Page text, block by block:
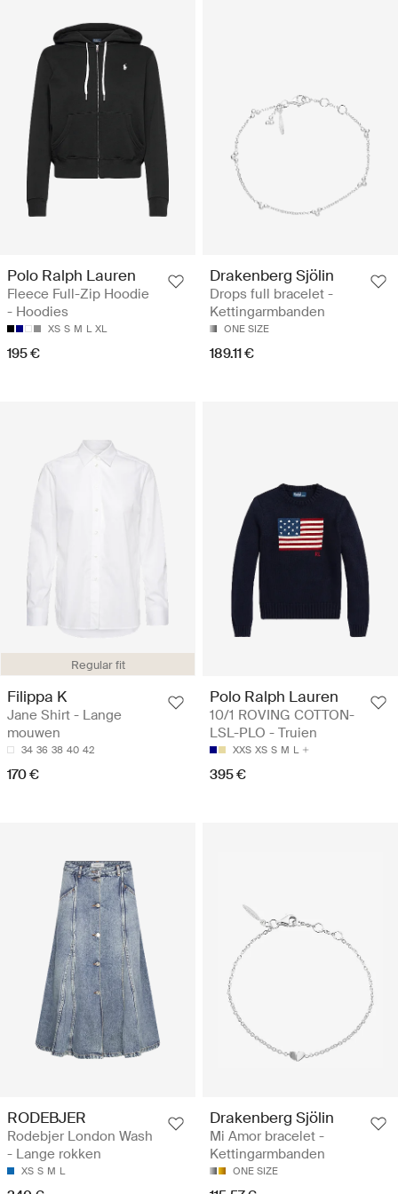
Polo Ralph Lauren
Fleece Full-Zip Hoodie
- Hoodies
XS S M L XL
195 €
Drakenberg Sjölin
Drops full bracelet -
Kettingarmbanden
ONE SIZE
189.11 €
Regular fit
Filippa K
Jane Shirt - Lange
mouwen
34 36 38 40 42
170 €
Polo Ralph Lauren
10/1 ROVING COTTON-
LSL-PLO - Truien
XXS XS S M L
395 €
RODEBJER
Rodebjer London Wash
- Lange rokken
XS S M L
Drakenberg Sjölin
Mi Amor bracelet -
Kettingarmbanden
ONE SIZE